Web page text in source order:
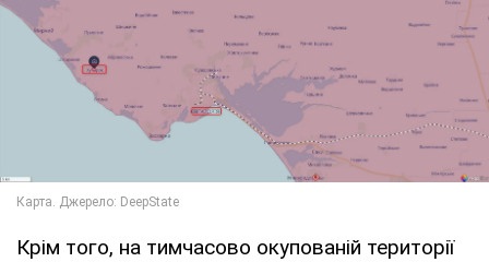
Крім того, на тимчасово окупованій території